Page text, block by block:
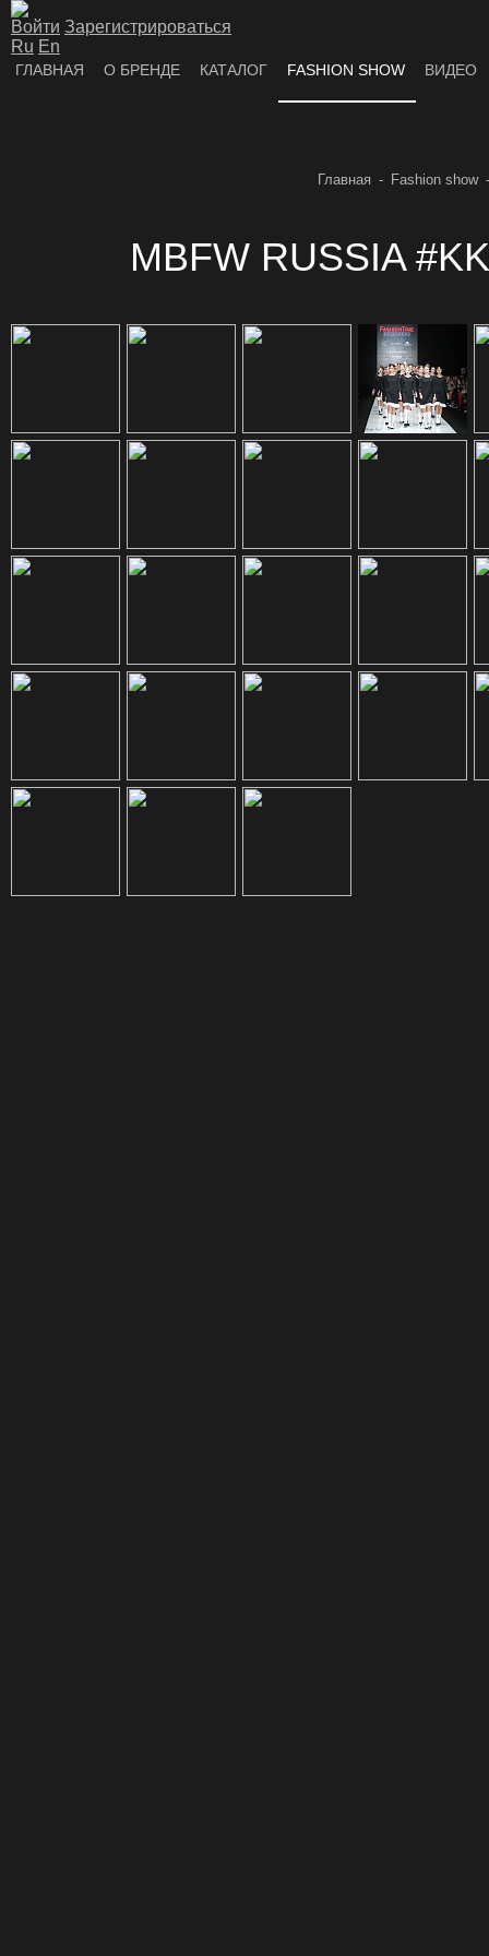
Войти Зарегистрироваться
Ru En
ГЛАВНАЯ О БРЕНДЕ КАТАЛОГ FASHION SHOW ВИДЕО
Главная Fashion show
MBFW RUSSIA